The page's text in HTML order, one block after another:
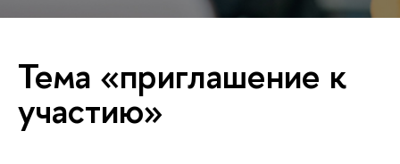
Тема «приглашение к
участию»